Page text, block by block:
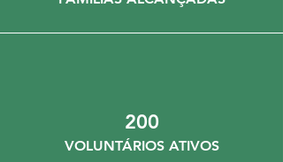
200
VOLUNTÁRIOS ATIVOS